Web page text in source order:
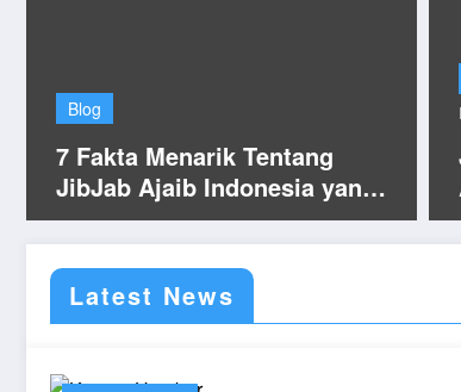
Blog
7 Fakta Menarik Tentang
JibJab Ajaib Indonesia yang
Wajib Kamu Ketahui di Tahun
2025
Latest News